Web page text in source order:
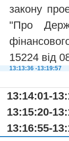
закону
"Про
15224 від
13:13:36 -13:19:57
13:14:01-
13:15:20-
13:16:55-